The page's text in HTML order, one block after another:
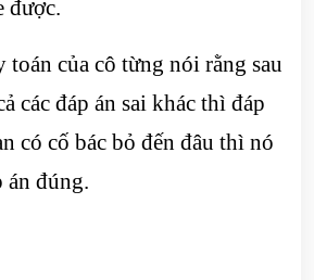
được.
toán của cô từng nói rằng sau
các đáp án sai khác thì đáp
có cố bác bỏ đến đâu thì nó
án đúng.